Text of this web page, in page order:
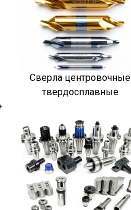
Сверла центровочные
твердосплавные